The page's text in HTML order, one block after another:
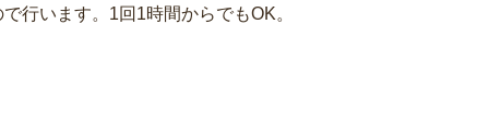
行います。1回1時間からでもOK。